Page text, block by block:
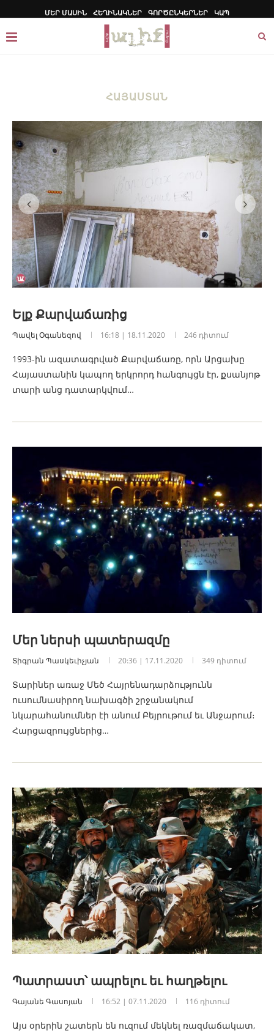
ՄԵՐ ՄԱՍԻՆ ՀԵՂԻՆԱԿՆԵՐ ԳՈՐԾԸՆԿԵՐՆԵՐ ԿԱՊ
ՀԱՅԱՍՏԱՆ
Ելք Քարվաճառից
Պավել Օգանեզով 16:18 | 18.11.2020 246 դիտում
1993-ին ազատագրված Քարվաճառը, որն Արցախը
Հայաստանին կապող երկրորդ հանգույցն էր, քսանյոթ
տարի անց դատարկվում…
Մեր ներսի պատերազմը
Տիգրան Պասկեւիչյան 20:36 | 17.11.2020 349 դիտում
Տարիներ առաջ Մեծ Հայրենադարձությունն
ուսումնասիրող նախագծի շրջանակում
նկարահանումներ էի անում Բեյրութում եւ Անջարում։
Հարցազրույցներից…
Պատրաստ՝ ապրելու եւ հաղթելու
Գայանե Գասոյան 16:52 | 07.11.2020 116 դիտում
Այս օրերին շատերն են ուզում մեկնել ռազմաճակատ,